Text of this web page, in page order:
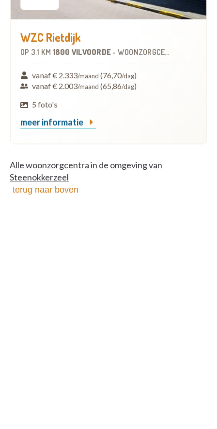
WZC Rietdijk
OP 3.1 KM 1800 VILVOORDE - WOONZORGCENTRUM (WZC)
vanaf € 2.333/maand (76,70/dag)
vanaf € 2.003/maand (65,86/dag)
5 foto's
meer informatie
Alle woonzorgcentra in de omgeving van
Steenokkerzeel
terug naar boven